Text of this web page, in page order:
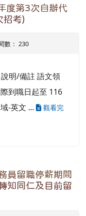
度第3次自辦代
招考)
數： 230
明/備註 語文領
到職日起至 116
-英文 ...
觀看完
員留職停薪期間
知同仁及目前留